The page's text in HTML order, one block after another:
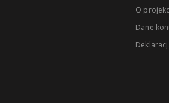
O
Dane